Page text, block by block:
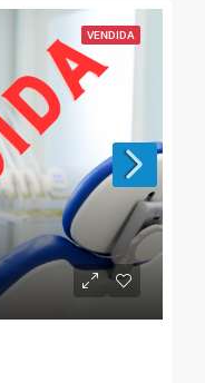
VENDIDA